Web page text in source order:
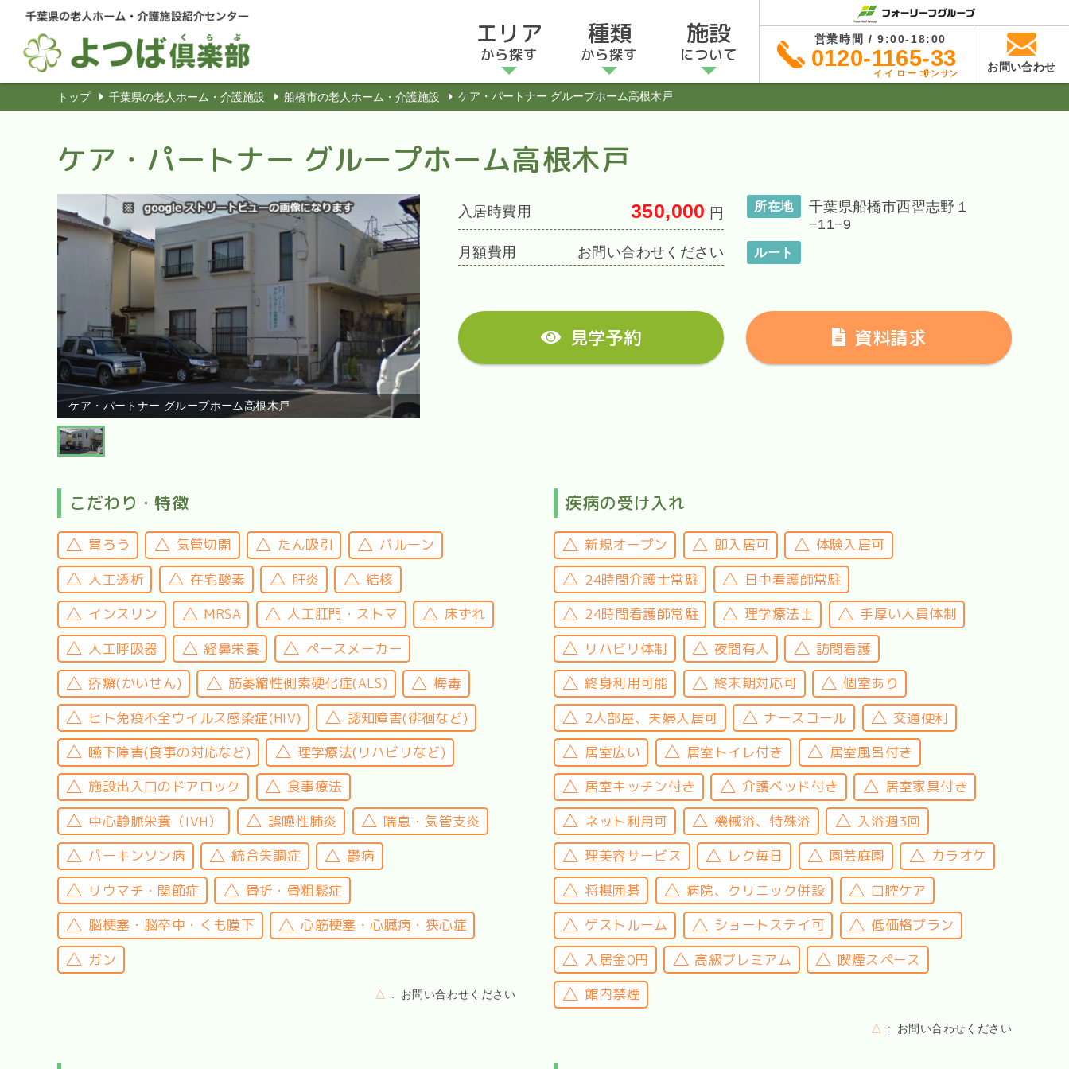
営業時間 / 9:00-18:00
0120-1165-33
イイローゴサンサン お問い合わせ
エリア
から探す
種類
から探す
施設
について
トップ 千葉県の老人ホーム・介護施設 船橋市の老人ホーム・介護施設 ケア・パートナー グループホーム高根木戸
ケア・パートナー グループホーム高根木戸
ケア・パートナー グループホーム高根木戸
入居時費用 350,000 円
月額費用 お問い合わせください
所在地
千葉県船橋市西習志野１
−11−9
ルート
見学予約 資料請求
こだわり・特徴
胃ろう 気管切開 たん吸引
バルーン
人工透析
在宅酸素 肝炎
結核
インスリン
MRSA 人工肛門・ストマ
床ずれ
人工呼吸器
経鼻栄養
ペースメーカー
疥癬(かいせん)
筋萎縮性側索硬化症(ALS)
梅毒
ヒト免疫不全ウイルス感染症(HIV)
認知障害(徘徊など)
嚥下障害(食事の対応など)
理学療法(リハビリなど)
施設出入口のドアロック
食事療法
中心静脈栄養（IVH）
誤嚥性肺炎
喘息・気管支炎
パーキンソン病
統合失調症
鬱病
リウマチ・関節症
骨折・骨粗鬆症
脳梗塞・脳卒中・くも膜下
心筋梗塞・心臓病・狭心症
ガン
△ お問い合わせください
疾病の受け入れ
新規オープン 即入居可
体験入居可
24時間介護士常駐
日中看護師常駐
24時間看護師常駐
理学療法士
手厚い人員体制
リハビリ体制
夜間有人
訪問看護
終身利用可能
終末期対応可
個室あり
2人部屋、夫婦入居可
ナースコール
交通便利
居室広い
居室トイレ付き
居室風呂付き
居室キッチン付き
介護ベッド付き
居室家具付き
ネット利用可
機械浴、特殊浴
入浴週3回
理美容サービス
レク毎日 園芸庭園
カラオケ
将棋囲碁
病院、クリニック併設
口腔ケア
ゲストルーム
ショートステイ可
低価格プラン
入居金0円
高級プレミアム
喫煙スペース
館内禁煙
△ お問い合わせください